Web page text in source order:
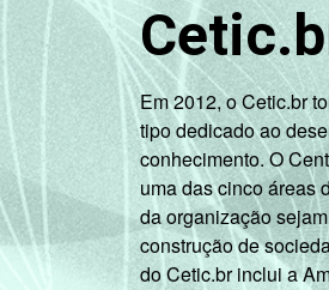
Em 2012, o Cetic.br
tipo dedicado ao
conhecimento. O
uma das cinco áreas
da organização
construção de
do Cetic.br inclui a